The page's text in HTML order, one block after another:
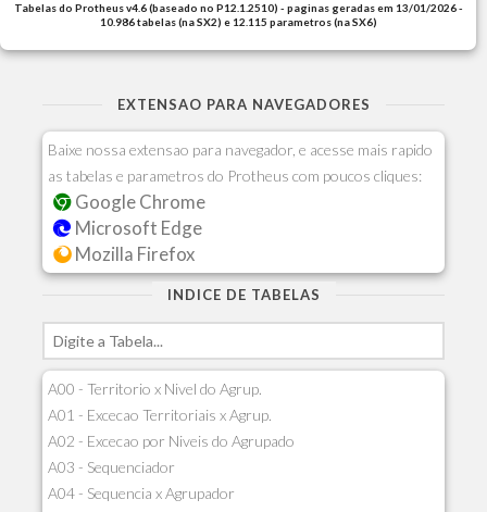
Tabelas do Protheus v4.6 (baseado no P12.1.2510) - paginas geradas em 13/01/2026 -
10.986 tabelas (na SX2) e 12.115 parametros (na SX6)
EXTENSAO PARA NAVEGADORES
Baixe nossa extensao para navegador, e acesse mais rapido
as tabelas e parametros do Protheus com poucos cliques:
Google Chrome
Microsoft Edge
Mozilla Firefox
INDICE DE TABELAS
A00 - Territorio x Nivel do Agrup.
A01 - Excecao Territoriais x Agrup.
A02 - Excecao por Niveis do Agrupado
A03 - Sequenciador
A04 - Sequencia x Agrupador